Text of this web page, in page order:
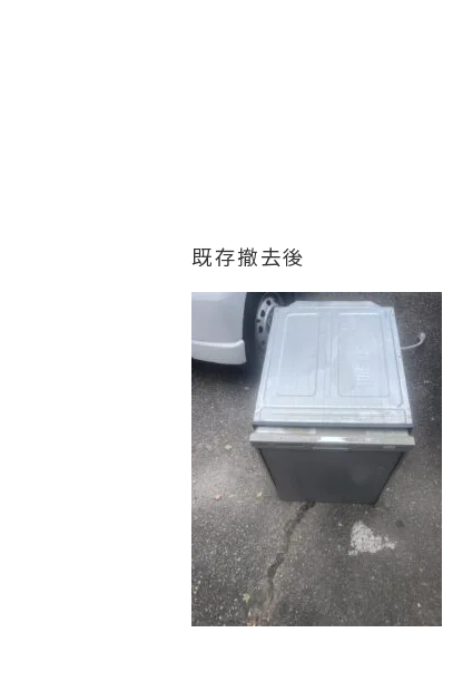
既存撤去後